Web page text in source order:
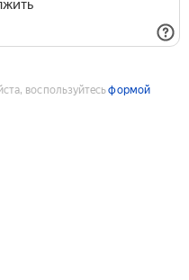
воспользуйтесьформой